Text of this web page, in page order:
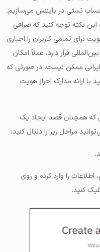
تستی در بایننس می‌سازیم.
نکته توجه کنید کهصرافی
برای تمامی کاربران را اجباری
قرار دارد، عملاً امکان
ایرانی ممکن نیست. در صورتی که
با ارائه مدارک احراز هویت
که همچنان قصد ایجاد یک
مراحل زیر را دنبال کنید:
را وارد کرده و روی